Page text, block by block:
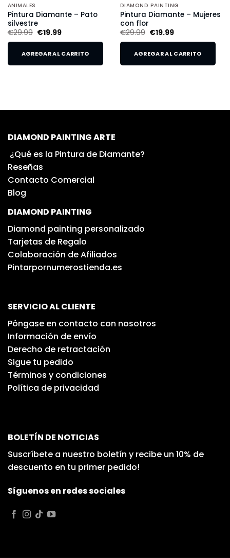
ANIMALES
Pintura Diamante – Pato
silvestre
€29.99 €19.99
AGREGAR AL CARRITO
DIAMOND PAINTING
Pintura Diamante – Mujeres
con flor
€29.99 €19.99
AGREGAR AL CARRITO
DIAMOND PAINTING ARTE
¿Qué es la Pintura de Diamante?
Reseñas
Contacto Comercial
Blog
DIAMOND PAINTING
Diamond painting personalizado
Tarjetas de Regalo
Colaboración de Afiliados
Pintarpornumerostienda.es
SERVICIO AL CLIENTE
Póngase en contacto con nosotros
Información de envío
Derecho de retractación
Sigue tu pedido
Términos y condiciones
Política de privacidad
BOLETÍN DE NOTICIAS
Suscríbete a nuestro boletín y recibe un 10% de
descuento en tu primer pedido!
Síguenos en redes sociales